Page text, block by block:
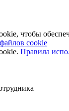
чтобы
cookie
Правила